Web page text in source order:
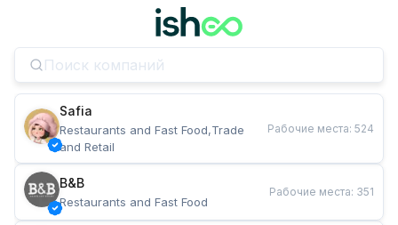
Safia
Restaurants and Fast Food,Trade
and Retail
Рабочие места: 524
B&B
Restaurants and Fast Food
Рабочие места: 351